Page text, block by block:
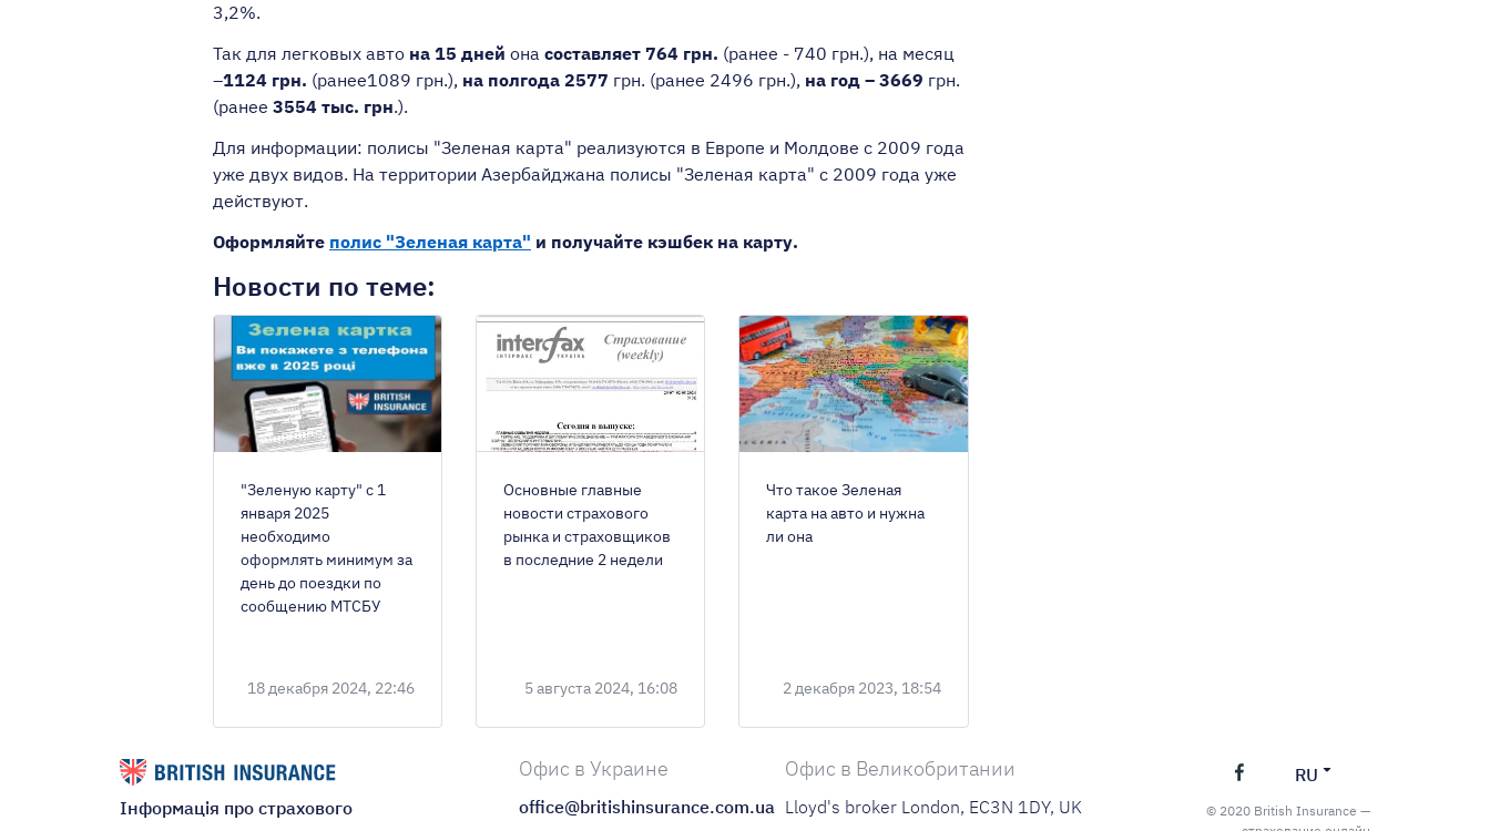
3,2%.
Так для легковых авто на 15 дней она составляет 764 грн. (ранее - 740 грн.), на месяц
–1124 грн. (ранее1089 грн.), на полгода 2577 грн. (ранее 2496 грн.), на год – 3669 грн.
(ранее 3554 тыс. грн.).
Для информации: полисы "Зеленая карта" реализуются в Европе и Молдове с 2009 года
уже двух видов. На территории Азербайджана полисы "Зеленая карта" с 2009 года уже
действуют.
Оформляйте полис "Зеленая карта" и получайте кэшбек на карту.
Новости по теме:
"Зеленую карту" с 1
января 2025
необходимо
оформлять минимум за
день до поездки по
сообщению МТСБУ
18 декабря 2024, 22:46
Основные главные
новости страхового
рынка и страховщиков
в последние 2 недели
5 августа 2024, 16:08
Что такое Зеленая
карта на авто и нужна
ли она
2 декабря 2023, 18:54
Інформація про страхового
Офис в Украине
office@britishinsurance.com.ua
Офис в Великобритании
Lloyd's broker London, EC3N 1DY, UK
RU
© 2020 British Insurance —